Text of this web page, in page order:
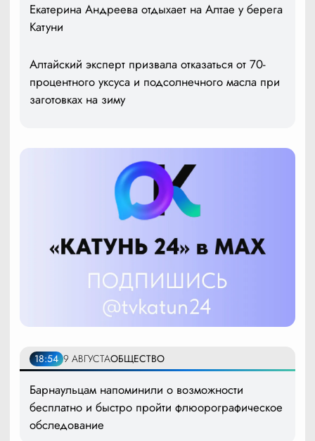
Екатерина Андреева отдыхает на Алтае у берега
Катуни
Алтайский эксперт призвала отказаться от 70-
процентного уксуса и подсолнечного масла при
заготовках на зиму
18:54 9 АВГУСТАОБЩЕСТВО
Барнаульцам напоминили о возможности
бесплатно и быстро пройти флюорографическое
обследование